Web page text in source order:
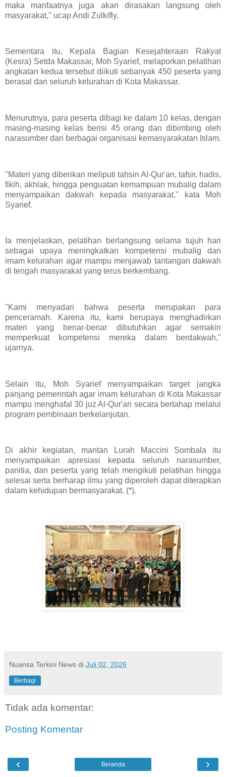
maka manfaatnya juga akan dirasakan langsung oleh
masyarakat," ucap Andi Zulkifly.
Sementara itu, Kepala Bagian Kesejahteraan Rakyat
(Kesra) Setda Makassar, Moh Syarief, melaporkan pelatihan
angkatan kedua tersebut diikuti sebanyak 450 peserta yang
berasal dari seluruh kelurahan di Kota Makassar.
Menurutnya, para peserta dibagi ke dalam 10 kelas, dengan
masing-masing kelas berisi 45 orang dan dibimbing oleh
narasumber dari berbagai organisasi kemasyarakatan Islam.
"Materi yang diberikan meliputi tahsin Al-Qur'an, tafsir, hadis,
fikih, akhlak, hingga penguatan kemampuan mubalig dalam
menyampaikan dakwah kepada masyarakat," kata Moh
Syarief.
Ia menjelaskan, pelatihan berlangsung selama tujuh hari
sebagai upaya meningkatkan kompetensi mubalig dan
imam kelurahan agar mampu menjawab tantangan dakwah
di tengah masyarakat yang terus berkembang.
"Kami menyadari bahwa peserta merupakan para
penceramah. Karena itu, kami berupaya menghadirkan
materi yang benar-benar dibutuhkan agar semakin
memperkuat kompetensi mereka dalam berdakwah,"
ujarnya.
Selain itu, Moh Syarief menyampaikan target jangka
panjang pemerintah agar imam kelurahan di Kota Makassar
mampu menghafal 30 juz Al-Qur'an secara bertahap melalui
program pembinaan berkelanjutan.
Di akhir kegiatan, mantan Lurah Maccini Sombala itu
menyampaikan apresiasi kepada seluruh narasumber,
panitia, dan peserta yang telah mengikuti pelatihan hingga
selesai serta berharap ilmu yang diperoleh dapat diterapkan
dalam kehidupan bermasyarakat. (*).
Nuansa Terkini News di Juli 02, 2026
Berbagi
Tidak ada komentar:
Posting Komentar
‹ ›
Beranda